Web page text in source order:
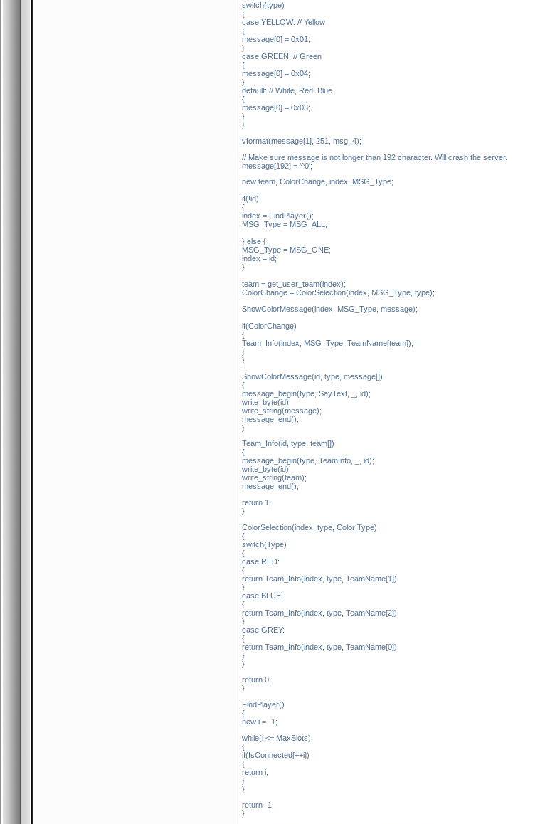
switch(type)
{
case YELLOW: // Yellow
{
message[0] = 0x01;
}
case GREEN: // Green
{
message[0] = 0x04;
}
default: // White, Red, Blue
{
message[0] = 0x03;
}
}
vformat(message[1], 251, msg, 4);
// Make sure message is not longer than 192 character. Will crash the server.
message[192] = '^0';
new team, ColorChange, index, MSG_Type;
if(!id)
{
index = FindPlayer();
MSG_Type = MSG_ALL;
} else {
MSG_Type = MSG_ONE;
index = id;
}
team = get_user_team(index);
ColorChange = ColorSelection(index, MSG_Type, type);
ShowColorMessage(index, MSG_Type, message);
if(ColorChange)
{
Team_Info(index, MSG_Type, TeamName[team]);
}
}
ShowColorMessage(id, type, message[])
{
message_begin(type, SayText, _, id);
write_byte(id)
write_string(message);
message_end();
}
Team_Info(id, type, team[])
{
message_begin(type, TeamInfo, _, id);
write_byte(id);
write_string(team);
message_end();
return 1;
}
ColorSelection(index, type, Color:Type)
{
switch(Type)
{
case RED:
{
return Team_Info(index, type, TeamName[1]);
}
case BLUE:
{
return Team_Info(index, type, TeamName[2]);
}
case GREY:
{
return Team_Info(index, type, TeamName[0]);
}
}
return 0;
}
FindPlayer()
{
new i = -1;
while(i <= MaxSlots)
{
if(IsConnected[++i])
{
return i;
}
}
return -1;
}